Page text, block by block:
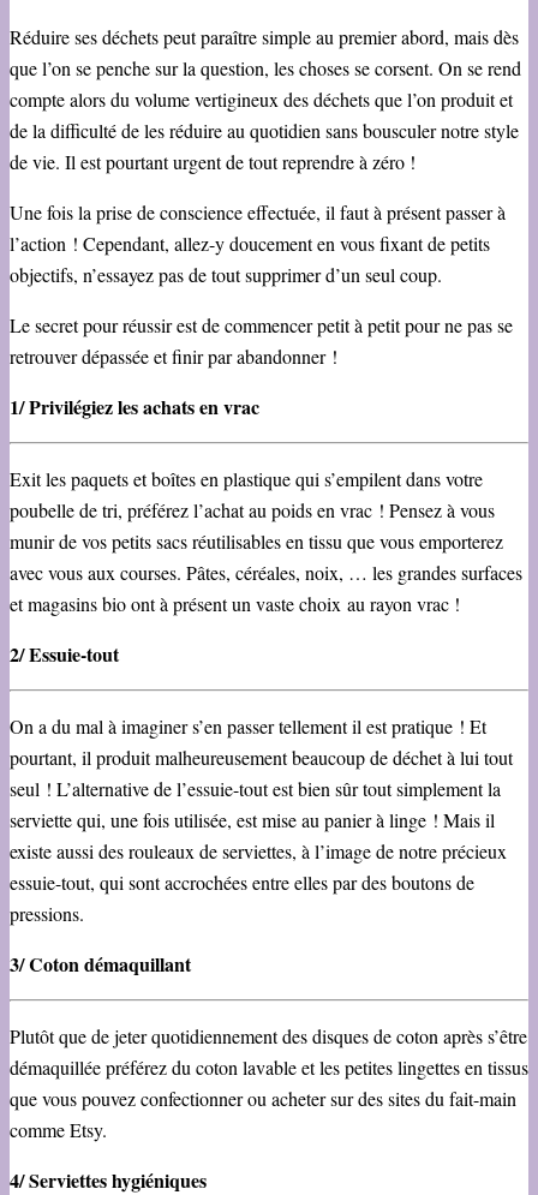
Réduire ses déchets peut paraître simple au premier abord, mais dès
que l’on se penche sur la question, les choses se corsent. On se rend
compte alors du volume vertigineux des déchets que l’on produit et
de la difficulté de les réduire au quotidien sans bousculer notre style
de vie. Il est pourtant urgent de tout reprendre à zéro !
Une fois la prise de conscience effectuée, il faut à présent passer à
l’action ! Cependant, allez-y doucement en vous fixant de petits
objectifs, n’essayez pas de tout supprimer d’un seul coup.
Le secret pour réussir est de commencer petit à petit pour ne pas se
retrouver dépassée et finir par abandonner !
1/ Privilégiez les achats en vrac
Exit les paquets et boîtes en plastique qui s’empilent dans votre
poubelle de tri, préférez l’achat au poids en vrac ! Pensez à vous
munir de vos petits sacs réutilisables en tissu que vous emporterez
avec vous aux courses. Pâtes, céréales, noix, … les grandes surfaces
et magasins bio ont à présent un vaste choix au rayon vrac !
2/ Essuie-tout
On a du mal à imaginer s’en passer tellement il est pratique ! Et
pourtant, il produit malheureusement beaucoup de déchet à lui tout
seul ! L’alternative de l’essuie-tout est bien sûr tout simplement la
serviette qui, une fois utilisée, est mise au panier à linge ! Mais il
existe aussi des rouleaux de serviettes, à l’image de notre précieux
essuie-tout, qui sont accrochées entre elles par des boutons de
pressions.
3/ Coton démaquillant
Plutôt que de jeter quotidiennement des disques de coton après s’être
démaquillée préférez du coton lavable et les petites lingettes en tissus
que vous pouvez confectionner ou acheter sur des sites du fait-main
comme Etsy.
4/ Serviettes hygiéniques